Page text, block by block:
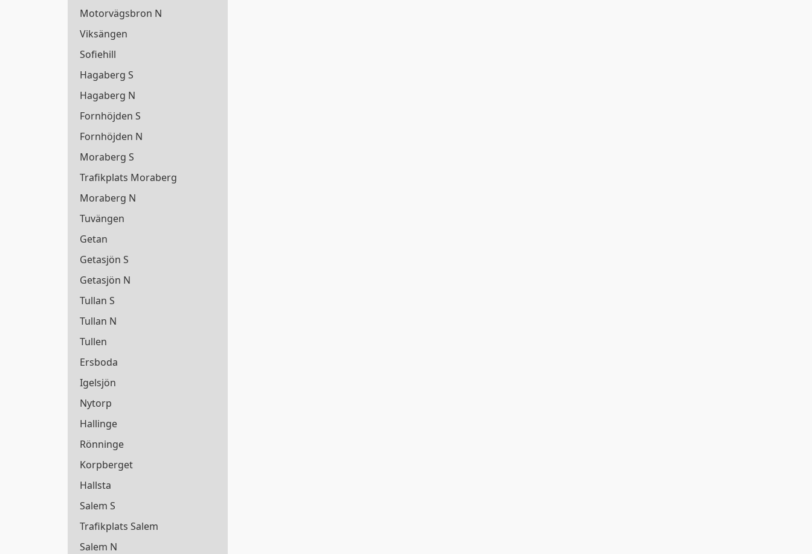
Motorvägsbron N
Viksängen
Sofiehill
Hagaberg S
Hagaberg N
Fornhöjden S
Fornhöjden N
Moraberg S
Trafikplats Moraberg
Moraberg N
Tuvängen
Getan
Getasjön S
Getasjön N
Tullan S
Tullan N
Tullen
Ersboda
Igelsjön
Nytorp
Hallinge
Rönninge
Korpberget
Hallsta
Salem S
Trafikplats Salem
Salem N